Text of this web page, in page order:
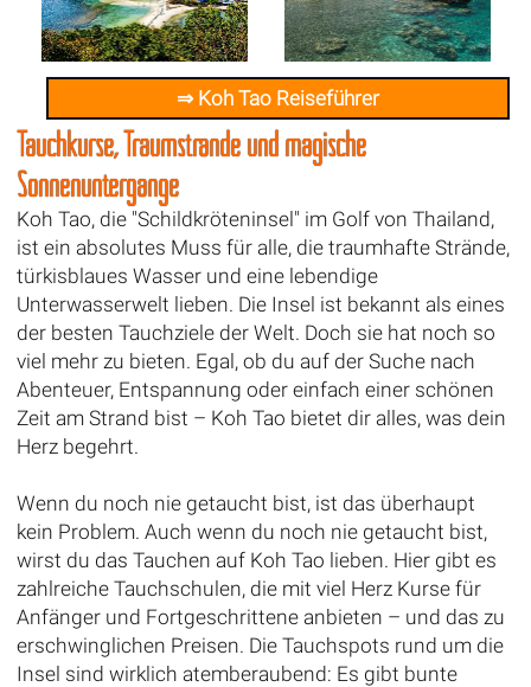
⇒ Koh Tao Reiseführer
Tauchkurse, Traumstrände und magische
Sonnenuntergänge
Koh Tao, die "Schildkröteninsel" im Golf von Thailand,
ist ein absolutes Muss für alle, die traumhafte Strände,
türkisblaues Wasser und eine lebendige
Unterwasserwelt lieben. Die Insel ist bekannt als eines
der besten Tauchziele der Welt. Doch sie hat noch so
viel mehr zu bieten. Egal, ob du auf der Suche nach
Abenteuer, Entspannung oder einfach einer schönen
Zeit am Strand bist – Koh Tao bietet dir alles, was dein
Herz begehrt.
Wenn du noch nie getaucht bist, ist das überhaupt
kein Problem. Auch wenn du noch nie getaucht bist,
wirst du das Tauchen auf Koh Tao lieben. Hier gibt es
zahlreiche Tauchschulen, die mit viel Herz Kurse für
Anfänger und Fortgeschrittene anbieten – und das zu
erschwinglichen Preisen. Die Tauchspots rund um die
Insel sind wirklich atemberaubend: Es gibt bunte